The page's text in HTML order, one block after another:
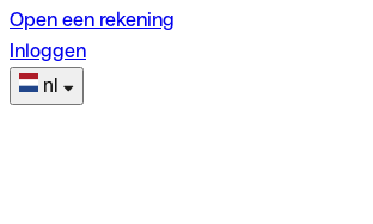
Open een rekening
Inloggen
nl